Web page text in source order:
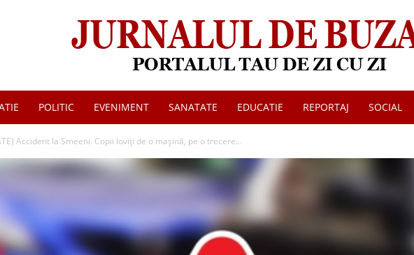
Jurnalul
de
POLITIC EVENIMENT SANATATE EDUCATIE REPORTAJ SOCIAL
Accident la Smeeni. Copii loviți de o mașină, pe o trecere...